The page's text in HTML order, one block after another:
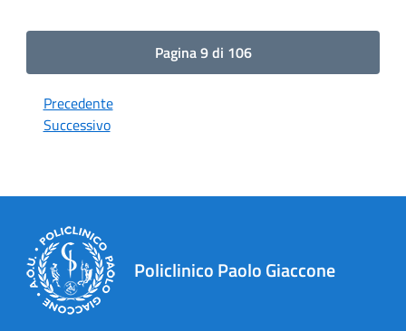
Pagina 9 di 106
Precedente
Successivo
Policlinico Paolo Giaccone